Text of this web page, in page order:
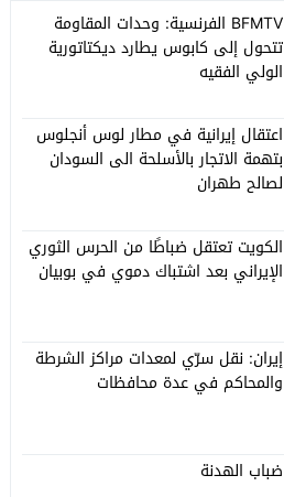
BFMTV الفرنسية: وحدات المقاومة
تتحول إلى كابوس يطارد ديكتاتورية
الولي الفقيه
اعتقال إيرانية في مطار لوس أنجلوس
بتهمة الاتجار بالأسلحة الى السودان
لصالح طهران
الكويت تعتقل ضباطًا من الحرس الثوري
الإيراني بعد اشتباك دموي في بوبيان
إيران: نقل سرّي لمعدات مراكز الشرطة
والمحاكم في عدة محافظات
ضباب الهدنة